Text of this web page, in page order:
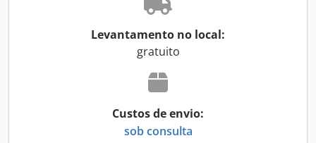
Levantamento no local:
gratuito
Custos de envio:
sob consulta